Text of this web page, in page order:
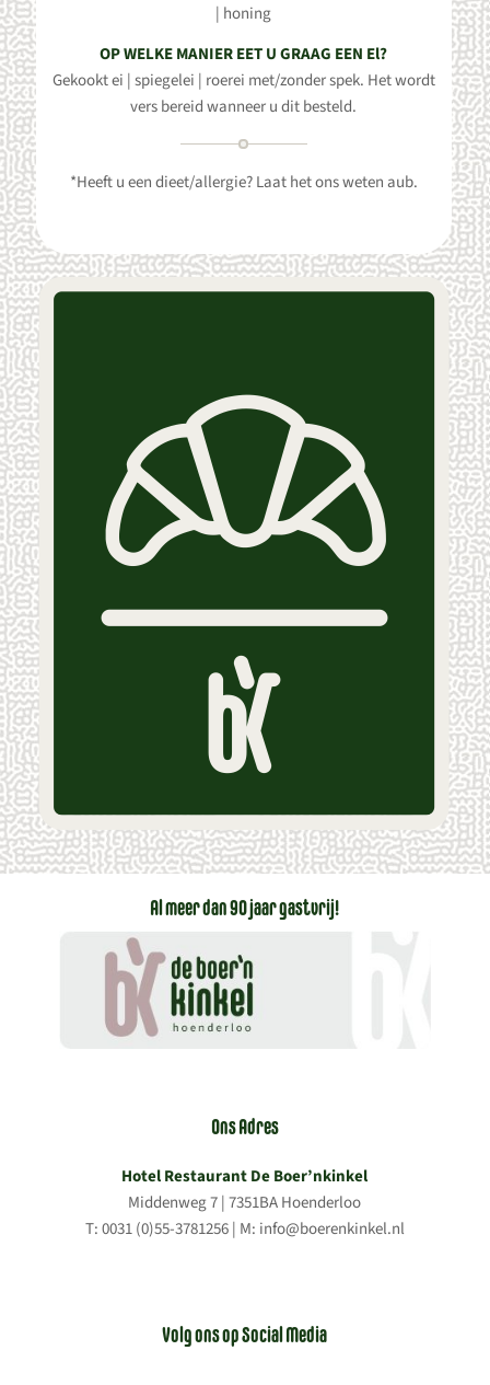
| honing
OP WELKE MANIER EET U GRAAG EEN El?
Gekookt ei | spiegelei | roerei met/zonder spek. Het wordt
vers bereid wanneer u dit besteld.
*Heeft u een dieet/allergie? Laat het ons weten aub.
Al meer dan 90 jaar gastvrij!
Ons Adres
Hotel Restaurant De Boer’nkinkel
Middenweg 7 | 7351BA Hoenderloo
T: 0031 (0)55-3781256 | M: info@boerenkinkel.nl
Volg ons op Social Media